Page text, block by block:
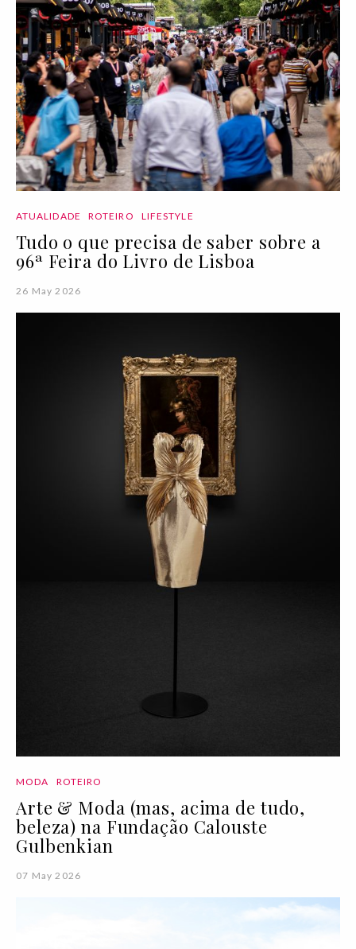
ATUALIDADE ROTEIRO LIFESTYLE
Tudo o que precisa de saber sobre a
96ª Feira do Livro de Lisboa
26 May 2026
MODA ROTEIRO
Arte & Moda (mas, acima de tudo,
beleza) na Fundação Calouste
Gulbenkian
07 May 2026